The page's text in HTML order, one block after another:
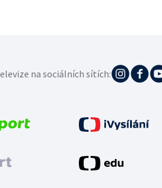
na sociálních sítích: